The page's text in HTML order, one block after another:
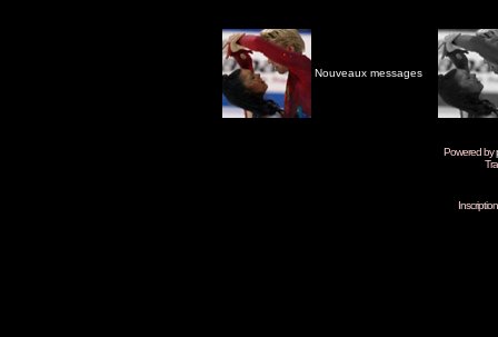
Nouveaux messages
Powered by